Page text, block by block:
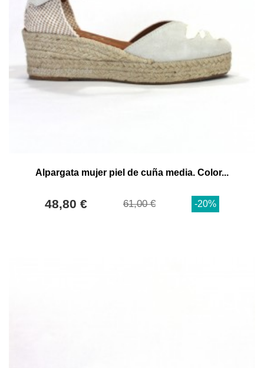
Alpargata mujer piel de cuña media. Color...
48,80 € 61,00 € -20%